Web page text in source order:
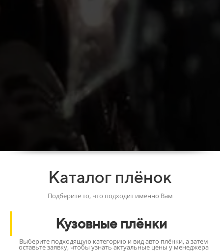
Каталог плёнок
Подберите то, что подходит именно Вам
Кузовные плёнки
Выберите подходящую категорию и вид авто плёнки, а затем
оставьте заявку, чтобы узнать актуальные цены у менеджера